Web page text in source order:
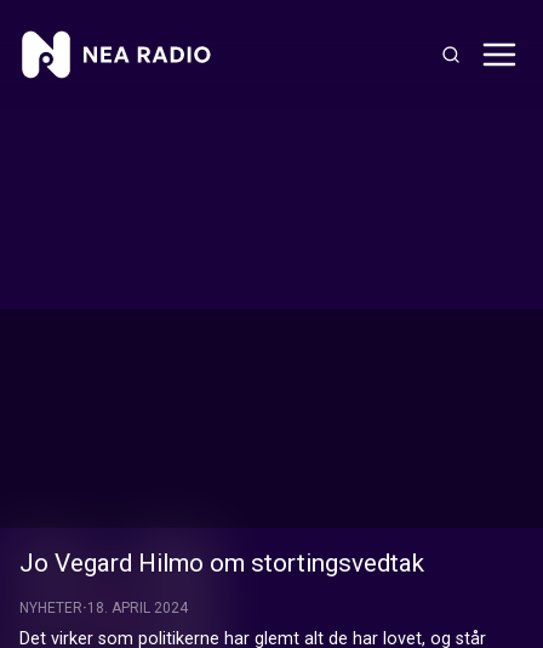
Jo Vegard Hilmo om stortingsvedtak
NYHETER 18. APRIL 2024
Det virker som politikerne har glemt alt de har lovet, og står